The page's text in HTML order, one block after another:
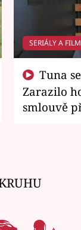
SERIÁLY A
Zarazilo
smlouvě